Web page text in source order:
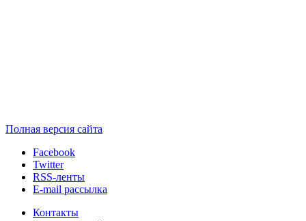
Полная версия сайта
Facebook
Twitter
RSS-ленты
E-mail рассылка
Контакты